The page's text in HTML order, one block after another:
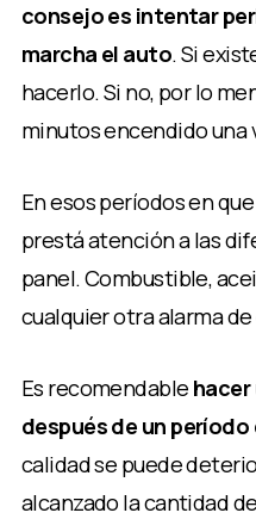
consejo es intentar
marcha el auto. Si
hacerlo. Si no, por lo
minutos encendido una
En esos períodos en
prestá atención a las
panel. Combustible,
cualquier otra alarma
Es recomendable
después de un
calidad se puede
alcanzado la cantidad